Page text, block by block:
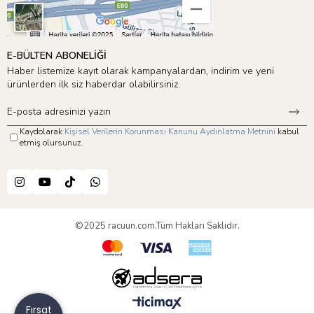
E-BÜLTEN ABONELİĞİ
Haber listemize kayıt olarak kampanyalardan, indirim ve yeni
ürünlerden ilk siz haberdar olabilirsiniz.
Kaydolarak Kişisel Verilerin Korunması Kanunu Aydınlatma Metnini kabul
etmiş olursunuz.
©2025 racuun.com.Tüm Hakları Saklıdır.
Fırsat